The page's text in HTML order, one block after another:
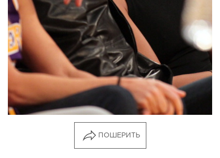
Примечательно, что на игре NBAРианна
появилась в браслете, который ей подарил
ПОШЕРИТЬ